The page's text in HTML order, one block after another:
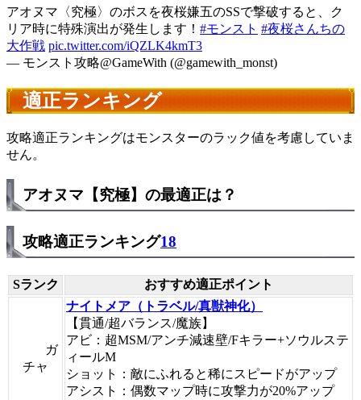
アオヌマ〈究極〉のボスを夜桜嫌五のSSで撃破すると、ク
リア時に特殊演出が発生します！ #モンスト #夜桜さんちの
大作戦 pic.twitter.com/iQZLK4kmT3
— モンスト攻略@GameWith (@gamewith_monst)
適正ランキング
攻略適正ランキングはモンスターのラック値を考慮していま
せん。
アオヌマ【究極】の最適正は？
攻略適正ランキング18
Sランク おすすめ適正ポイント
ガ
チャ
ナイトメア（トラベル/真獣神化）
【貫通/超バランス/魔族】
アビ：超MSM/アンチ減速壁/Fキラー+ソウルステ
ィールM
ショット：敵にふれると稀にスピードがアップ
アシスト：偶数マップ時に攻撃力が20%アップ